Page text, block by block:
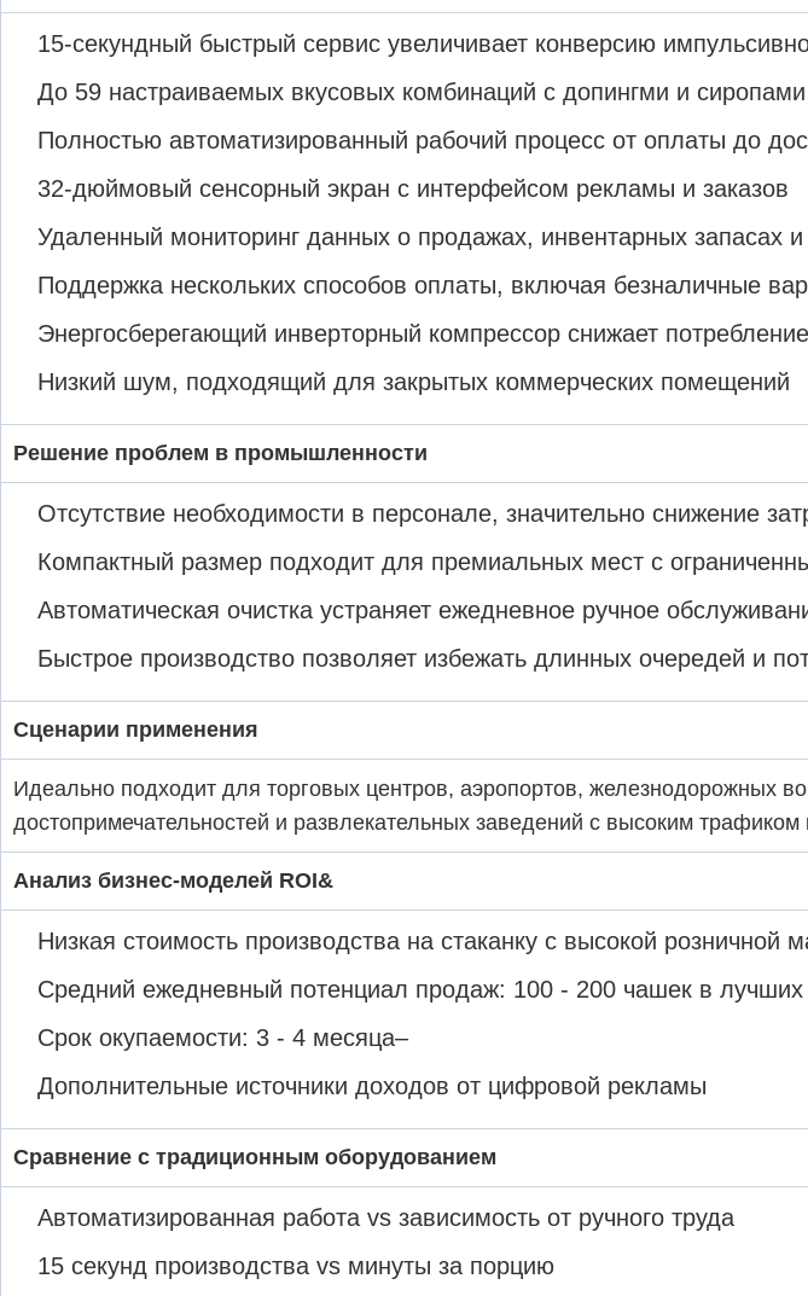
15-секундный быстрый сервис увеличивает конверсию
До 59 настраиваемых вкусовых комбинаций с допингми и сиропами
Полностью автоматизированный рабочий процесс от оплаты до
32-дюймовый сенсорный экран с интерфейсом рекламы и заказов
Удаленный мониторинг данных о продажах, инвентарных запасах
Поддержка нескольких способов оплаты, включая безналичные
Энергосберегающий инверторный компрессор снижает
Низкий шум, подходящий для закрытых коммерческих помещений
Решение проблем в промышленности
Отсутствие необходимости в персонале, значительно снижение
Компактный размер подходит для премиальных мест с
Автоматическая очистка устраняет ежедневное ручное
Быстрое производство позволяет избежать длинных очередей и
Сценарии применения
Идеально подходит для торговых центров, аэропортов, железнодорожных
достопримечательностей и развлекательных заведений с высоким трафиком
Анализ бизнес-моделей ROI&
Низкая стоимость производства на стаканку с высокой розничной
Средний ежедневный потенциал продаж: 100 - 200 чашек в лучших
Срок окупаемости: 3 - 4 месяца–
Дополнительные источники доходов от цифровой рекламы
Сравнение с традиционным оборудованием
Автоматизированная работа vs зависимость от ручного труда
15 секунд производства vs минуты за порцию